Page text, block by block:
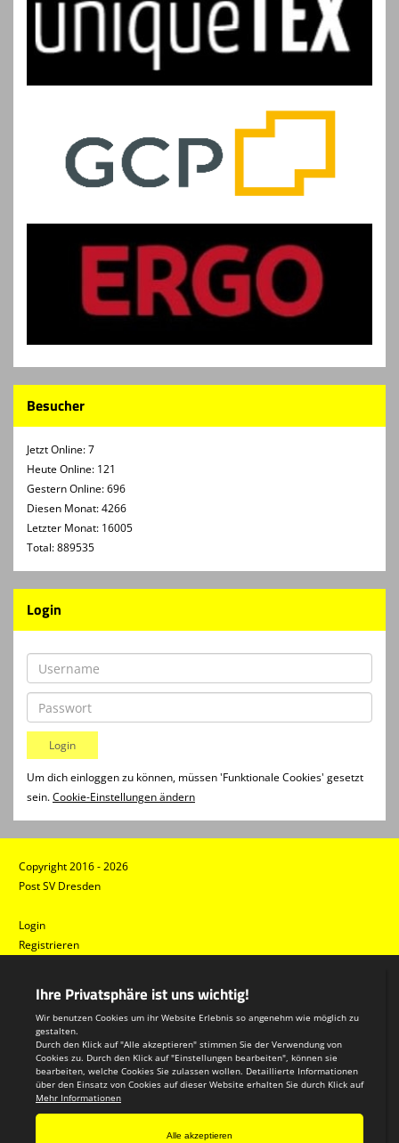
Besucher
Jetzt Online: 7
Heute Online: 121
Gestern Online: 696
Diesen Monat: 4266
Letzter Monat: 16005
Total: 889535
Login
Um dich einloggen zu können, müssen 'Funktionale Cookies' gesetzt
sein.Cookie-Einstellungen ändern
Copyright 2016 - 2026
Post SV Dresden
Login
Registrieren
Datenschutzerklärung
Teamsports 2
Dein Sportverein online